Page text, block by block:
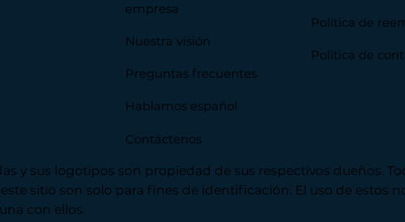
empresa
Nuestra visión
Preguntas frecuentes
Hablamos español
Contáctenos
Política de
Política de
y sus logotipos son propiedad de sus respectivos dueños.
sitio son solo para fines de identificación. El uso de estos
con ellos.